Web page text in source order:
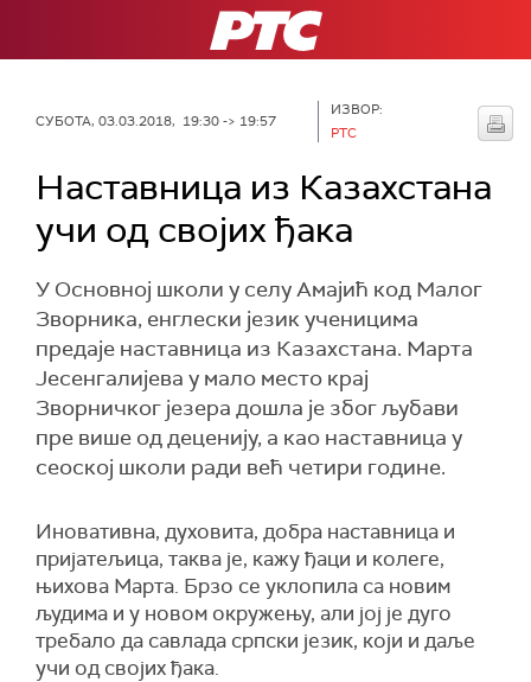
РТС
СУБОТА, 03.03.2018, 19:30 -> 19:57
ИЗВОР:
РТС
Наставница из Казахстана
учи од својих ђака
У Основној школи у селу Амајић код Малог
Зворника, енглески језик ученицима
предаје наставница из Казахстана. Марта
Јесенгалијева у мало место крај
Зворничког језера дошла је због љубави
пре више од деценију, а као наставница у
сеоској школи ради већ четири године.
Иновативна, духовита, добра наставница и
пријатељица, таква је, кажу ђаци и колеге,
њихова Марта. Брзо се уклопила са новим
људима и у новом окружењу, али јој је дуго
требало да савлада српски језик, који и даље
учи од својих ђака.